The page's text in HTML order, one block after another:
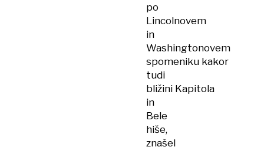
po
Lincolnovem
in
Washingtonovem
spomeniku kakor
tudi
bližini Kapitola
in
Bele
hiše,
znašel